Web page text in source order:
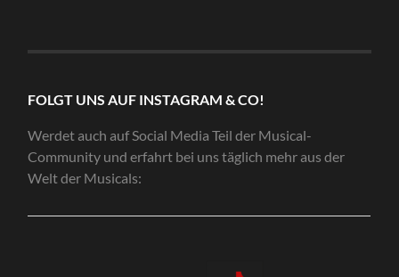
FOLGT UNS AUF INSTAGRAM & CO!
Werdet auch auf Social Media Teil der Musical-
Community und erfahrt bei uns täglich mehr aus der
Welt der Musicals: